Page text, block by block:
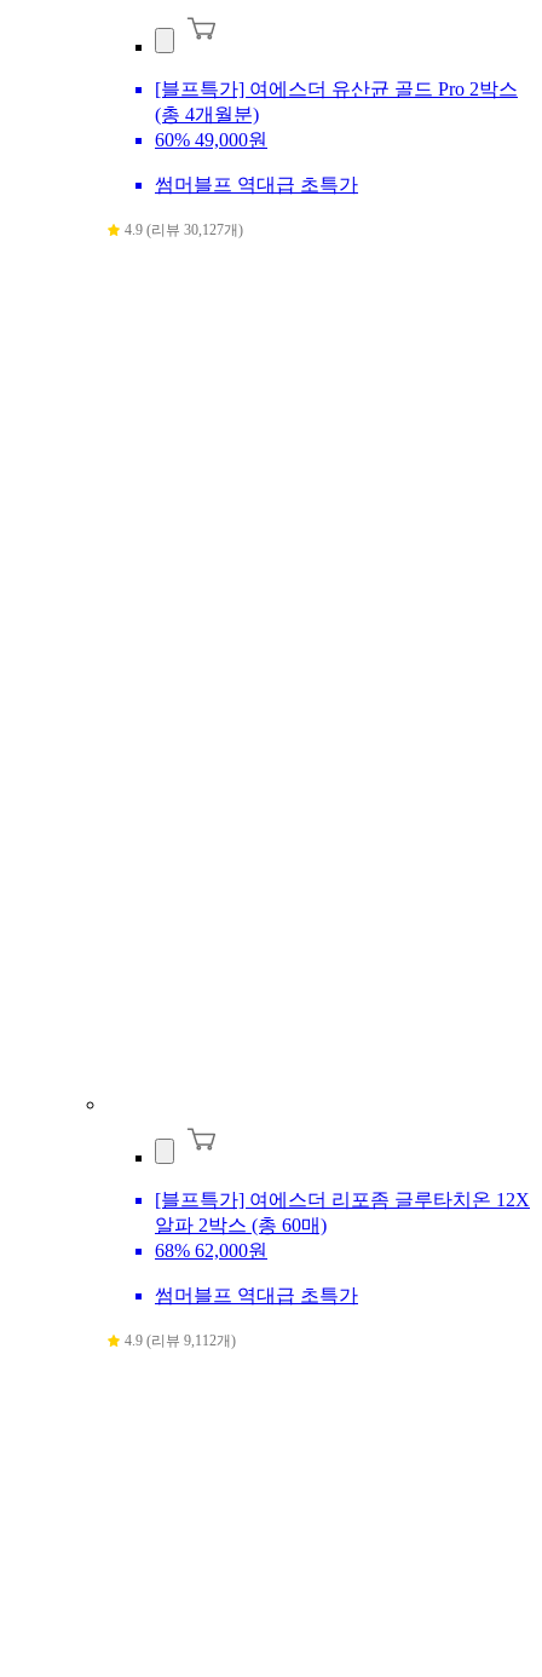
[블프특가] 여에스더 유산균 골드 Pro 2박스
(총 4개월분)
60% 49,000원
썸머블프 역대급 초특가
4.9 (리뷰 30,127개)
[블프특가] 여에스더 리포좀 글루타치온 12X
알파 2박스 (총 60매)
68% 62,000원
썸머블프 역대급 초특가
4.9 (리뷰 9,112개)